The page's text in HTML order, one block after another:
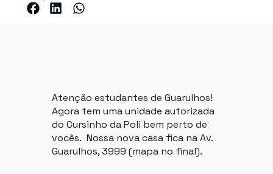
Atenção estudantes de Guarulhos!
Agora tem uma unidade autorizada
do Cursinho da Poli bem perto de
vocês. Nossa nova casa fica na Av.
Guarulhos, 3999 (mapa no final).